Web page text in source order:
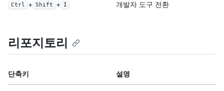
Ctrl + Shift + I 개발자 도구 전환
리포지토리
단축키 설명